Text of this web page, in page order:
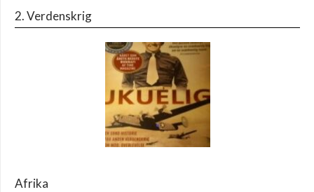
2. Verdenskrig
Afrika